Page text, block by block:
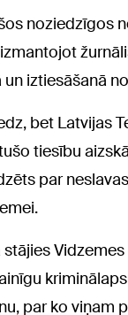
noziedzīgos
iztiesāšanā
bet Latvijas
tiesību
par
par ko viņam